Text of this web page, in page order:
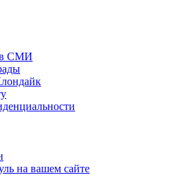
СМИ
на вашем сайте